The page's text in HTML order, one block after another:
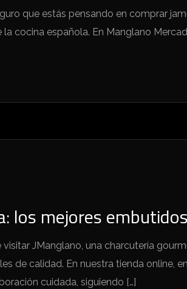
que estás pensando en comprar
cocina española. En Manglano
los mejores
JManglano, una charcutería
de calidad. En nuestra tienda online,
cuidada, siguiendo […]